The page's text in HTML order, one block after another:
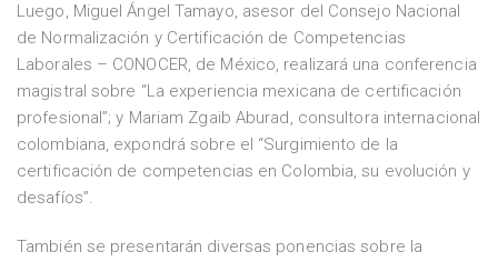
Luego, Miguel Ángel Tamayo, asesor del Consejo Nacional
de Normalización y Certificación de Competencias
Laborales – CONOCER, de México, realizará una conferencia
magistral sobre “La experiencia mexicana de certificación
profesional”; y Mariam Zgaib Aburad, consultora internacional
colombiana, expondrá sobre el “Surgimiento de la
certificación de competencias en Colombia, su evolución y
desafíos”.
También se presentarán diversas ponencias sobre la